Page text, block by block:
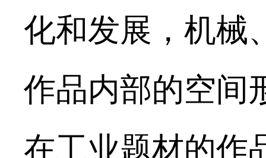
化和发展，机械
作品内部的空间
在工业题材的作